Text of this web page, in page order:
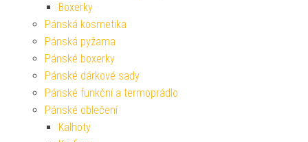
Boxerky
Pánská kosmetika
Pánská pyžama
Pánské boxerky
Pánské dárkové sady
Pánské funkční a termoprádlo
Pánské oblečení
Kalhoty